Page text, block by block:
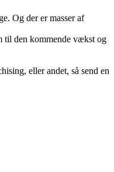
Og der er masser af
til den kommende vækst og
eller andet, så send en